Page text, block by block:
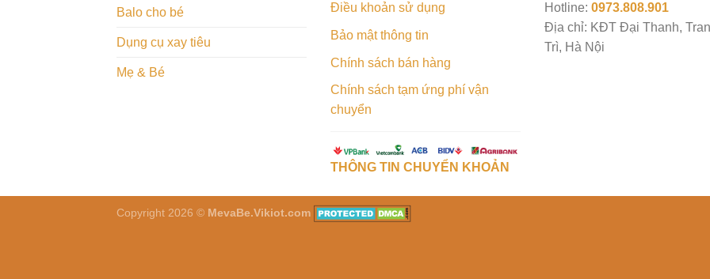
Balo cho bé
Dụng cụ xay tiêu
Mẹ & Bé
Điều khoản sử dụng
Bảo mật thông tin
Chính sách bán hàng
Chính sách tạm ứng phí vận
chuyển
THÔNG TIN CHUYỂN KHOẢN
Hotline: 0973.808.901
Địa chỉ: KĐT Đại Thanh,
Trì, Hà Nội
Copyright 2026 © MevaBe.Vikiot.com